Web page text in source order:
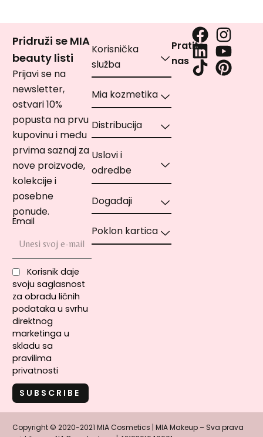
Pridruži se MIA
beauty listi
Prijavi se na
newsletter,
ostvari 10%
popusta na prvu
kupovinu i među
prvima saznaj za
nove proizvode,
kolekcije i
posebne
ponude.
Email
Korisnik daje
svoju saglasnost
za obradu ličnih
podataka u svrhu
direktnog
marketinga u
skladu sa
pravilima
privatnosti
Korisnička
služba
Mia kozmetika
Distribucija
Uslovi i
odredbe
Događaji
Poklon kartica
Pratite
nas
Copyright © 2020-2021 MIA Cosmetics | MIA Makeup – Sva prava